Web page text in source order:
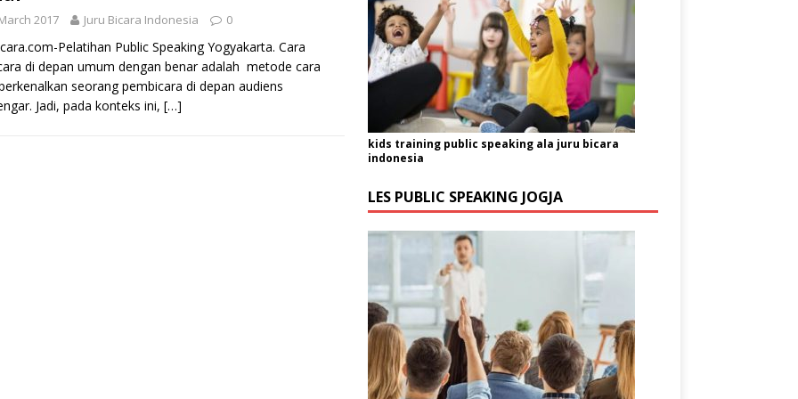
2017 Juru Bicara Indonesia 0
Pelatihan Public Speaking Yogyakarta. Cara
di depan umum dengan benar adalah metode cara
seorang pembicara di depan audiens
Jadi, pada konteks ini, […]
kids training public speaking ala juru bicara
indonesia
LES PUBLIC SPEAKING JOGJA